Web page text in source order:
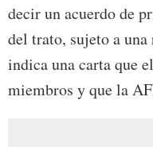
decir un acuerdo de
del trato, sujeto a
indica una carta que
miembros y que la